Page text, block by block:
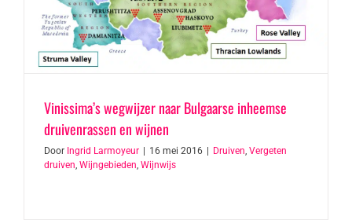
Vinissima’s wegwijzer naar Bulgaarse inheemse
druivenrassen en wijnen
Door Ingrid Larmoyeur | 16 mei 2016 | Druiven Vergeten
druiven Wijngebieden Wijnwijs